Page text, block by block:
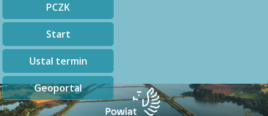
PCZK
Start
Ustal termin
Geoportal